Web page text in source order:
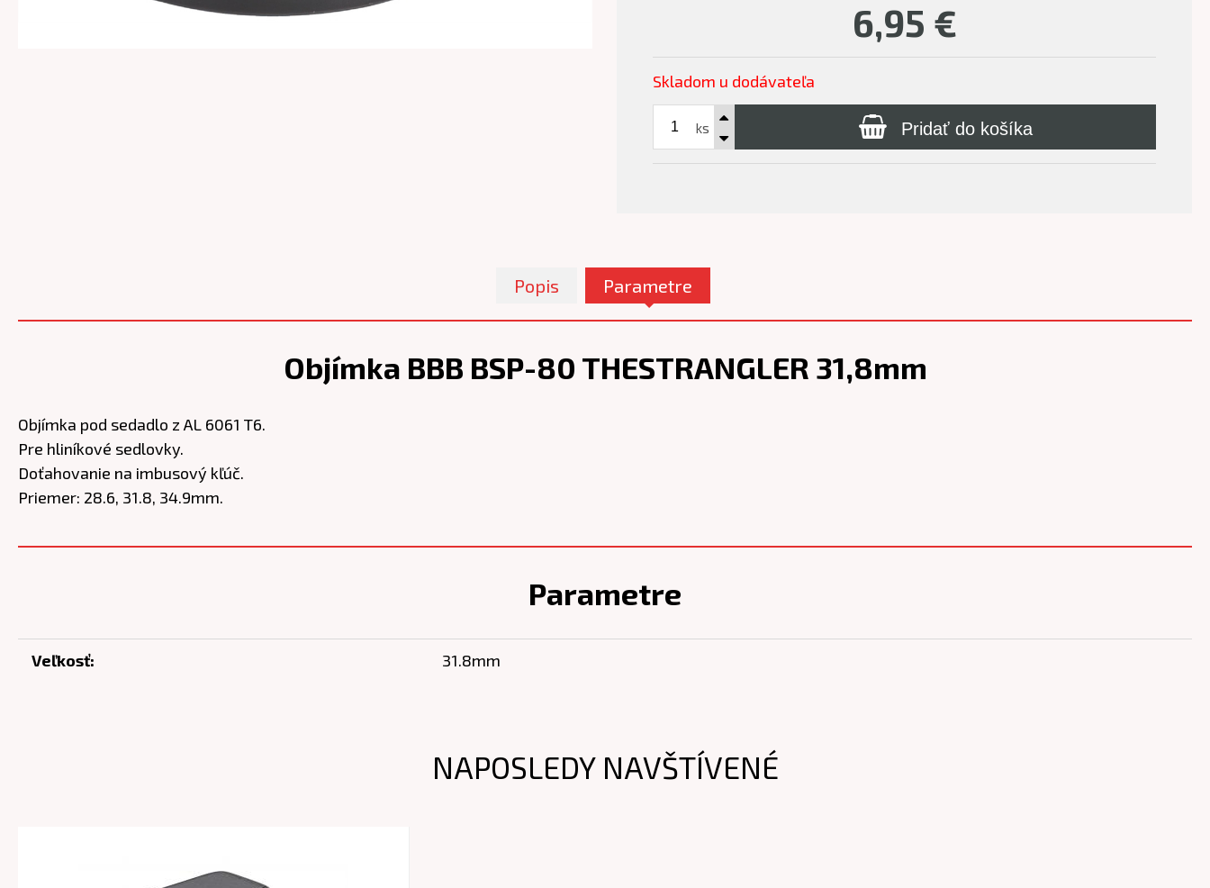
6,95 €
Skladom u dodávateľa
ks Pridať do košíka
Popis Parametre
Objímka BBB BSP-80 THESTRANGLER 31,8mm
Objímka pod sedadlo z AL 6061 T6.
Pre hliníkové sedlovky.
Doťahovanie na imbusový kľúč.
Priemer: 28.6, 31.8, 34.9mm.
Parametre
Veľkosť: 31.8mm
NAPOSLEDY NAVŠTÍVENÉ